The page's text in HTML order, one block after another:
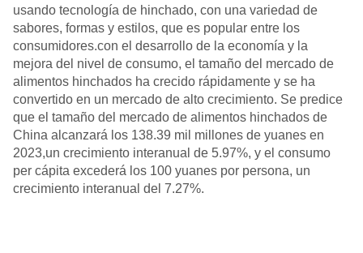
usando tecnología de hinchado, con una variedad de
sabores, formas y estilos, que es popular entre los
consumidores.con el desarrollo de la economía y la
mejora del nivel de consumo, el tamaño del mercado de
alimentos hinchados ha crecido rápidamente y se ha
convertido en un mercado de alto crecimiento. Se predice
que el tamaño del mercado de alimentos hinchados de
China alcanzará los 138.39 mil millones de yuanes en
2023,un crecimiento interanual de 5.97%, y el consumo
per cápita excederá los 100 yuanes por persona, un
crecimiento interanual del 7.27%.